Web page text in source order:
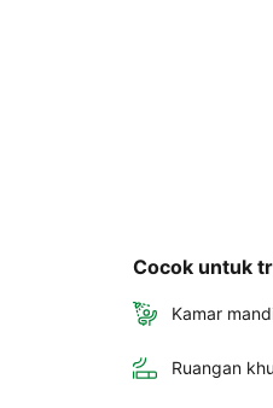
Cocok untuk
Kamar
Ruangan